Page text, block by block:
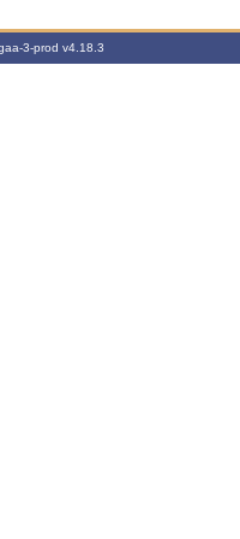
3-prod v4.18.3